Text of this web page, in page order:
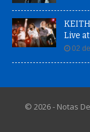
Live
02
© 2026 - Notas